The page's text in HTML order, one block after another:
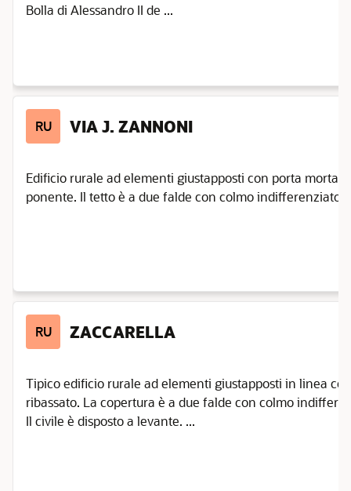
Bolla di Alessandro II de ...
RU VIA J. ZANNONI
Edificio rurale ad elementi giustapposti con porta morta
ponente. Il tetto è a due falde con colmo indifferenziato.
RU ZACCARELLA
Tipico edificio rurale ad elementi giustapposti in linea
ribassato. La copertura è a due falde con colmo
Il civile è disposto a levante. ...
Montecchio
Quattro
Castella
Reggio
Emilia
Reggiolo
Rio
Martino
In Rio
San
Polo
Sant'Ilario
D'Enza
Scandiano